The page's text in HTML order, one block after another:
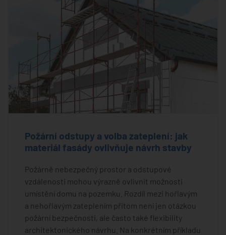
Požární odstupy a volba zateplení: jak
materiál fasády ovlivňuje návrh stavby
Požárně nebezpečný prostor a odstupové
vzdálenosti mohou výrazně ovlivnit možnosti
umístění domu na pozemku. Rozdíl mezi hořlavým
a nehořlavým zateplením přitom není jen otázkou
požární bezpečnosti, ale často také flexibility
architektonického návrhu. Na konkrétním příkladu